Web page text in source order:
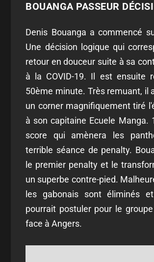
BOUANGA PASSEUR
Denis Bouanga a commencé
Une décision logique qui
retour en douceur suite à sa
à la COVID-19. Il est ensuite
50ème minute. Très remuant, il
un corner magnifiquement tiré
à son capitaine Ecuele Manga.
score qui amènera les
terrible séance de penalty.
le premier penalty et le
un superbe contre-pied.
les gabonais sont éliminés
pourrait postuler pour le
face à Angers.